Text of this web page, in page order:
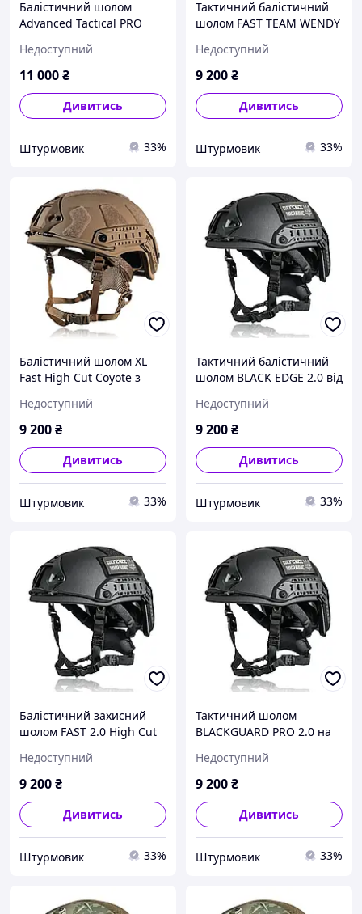
Балістичний шолом
Advanced Tactical PRO
IIIA L (чорний)
Недоступний
11 000₴
Дивитись
Штурмовик 33%
Тактичний балістичний
шолом FAST TEAM WENDY
Недоступний
9 200₴
Дивитись
Штурмовик 33%
Балістичний шолом XL
Fast High Cut Coyote з
системою Wendy
Недоступний
9 200₴
Дивитись
Штурмовик 33%
Тактичний балістичний
шолом BLACK EDGE 2.0 від
рівень IIIA, розмір L,
чорний
Недоступний
9 200₴
Дивитись
Штурмовик 33%
Балістичний захисний
шолом FAST 2.0 High Cut
чорний, розмір M
Недоступний
9 200₴
Дивитись
Штурмовик 33%
Тактичний шолом
BLACKGUARD PRO 2.0 на
чорний, розмір XL, із
системою Team Wendy
Недоступний
9 200₴
Дивитись
Штурмовик 33%